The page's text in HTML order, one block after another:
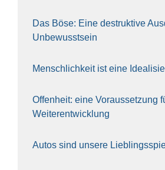
Das Böse: Eine destruk­ti­ve
Unbe­wusst­sein
Mensch­lich­keit ist eine
Offen­heit: eine Vor­aus­set­zung
Wei­ter­ent­wick­lung
Autos sind unse­re